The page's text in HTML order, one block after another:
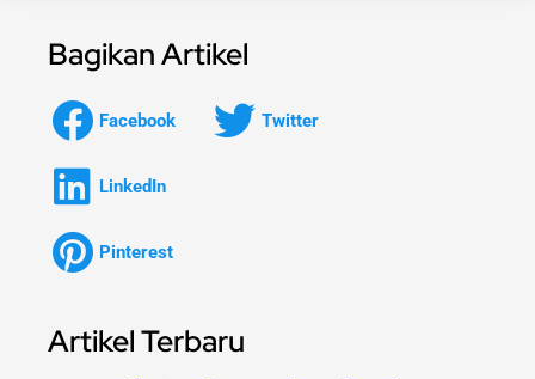
Bagikan Artikel
Facebook Twitter
LinkedIn
Pinterest
Artikel Terbaru